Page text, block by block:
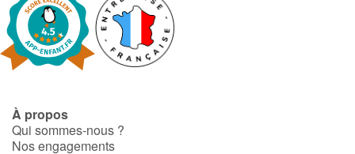
À propos
Qui sommes-nous ?
Nos engagements